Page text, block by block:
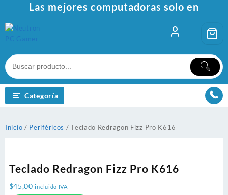
contenido
Las mejores computadoras solo en
Categoría
Inicio / Periféricos / Teclado Redragon Fizz Pro K616
Teclado Redragon Fizz Pro K616
$45,00 incluido IVA